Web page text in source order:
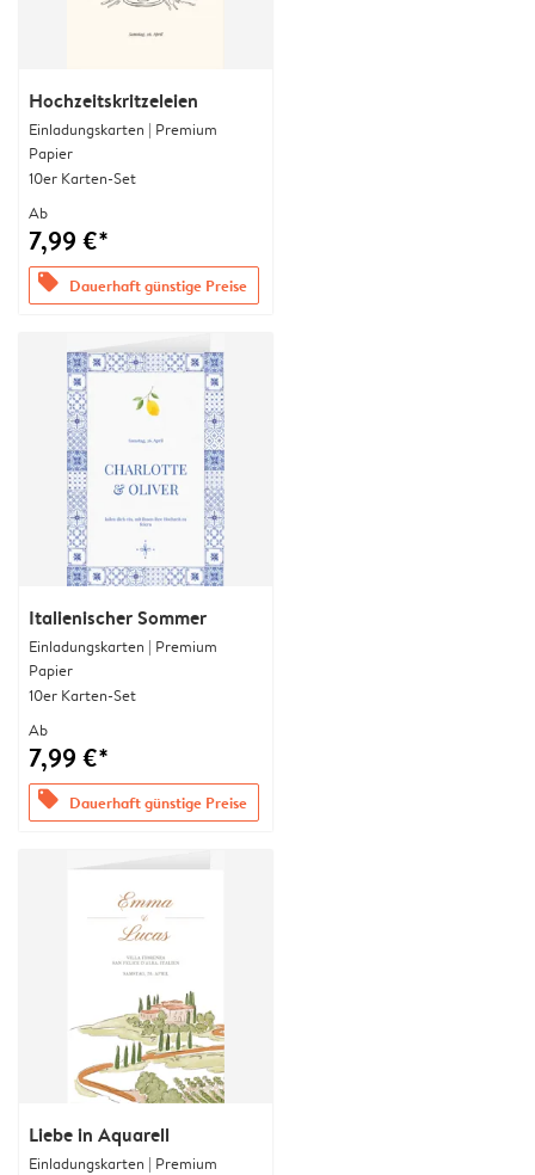
Hochzeitskritzeleien
Einladungskarten | Premium
Papier
10er Karten-Set
Ab
7,99 €*
offers Dauerhaft günstige Preise
Italienischer Sommer
Einladungskarten | Premium
Papier
10er Karten-Set
Ab
7,99 €*
offers Dauerhaft günstige Preise
Liebe in Aquarell
Einladungskarten | Premium